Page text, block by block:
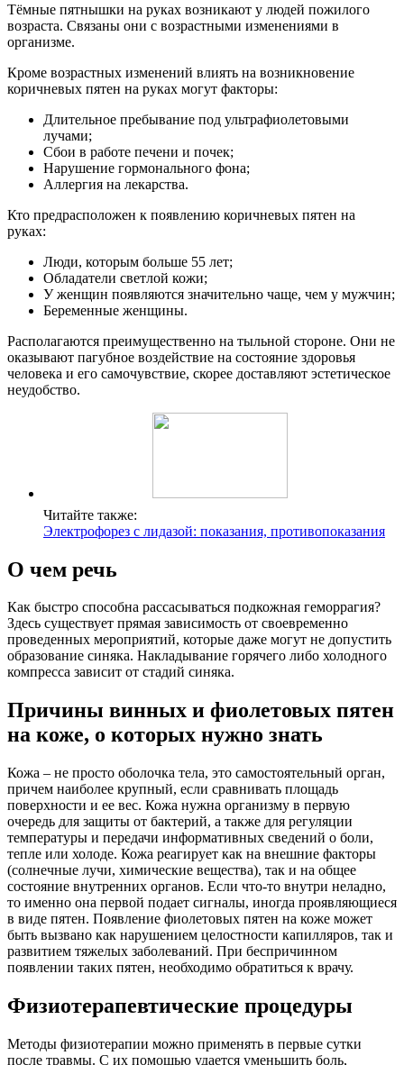
Тёмные пятнышки на руках возникают у людей пожилого
возраста. Связаны они с возрастными изменениями в
организме.
Кроме возрастных изменений влиять на возникновение
коричневых пятен на руках могут факторы:
Длительное пребывание под ультрафиолетовыми
лучами;
Сбои в работе печени и почек;
Нарушение гормонального фона;
Аллергия на лекарства.
Кто предрасположен к появлению коричневых пятен на
руках:
Люди, которым больше 55 лет;
Обладатели светлой кожи;
У женщин появляются значительно чаще, чем у мужчин;
Беременные женщины.
Располагаются преимущественно на тыльной стороне. Они не
оказывают пагубное воздействие на состояние здоровья
человека и его самочувствие, скорее доставляют эстетическое
неудобство.
Читайте также:
Электрофорез с лидазой: показания, противопоказания
О чем речь
Как быстро способна рассасываться подкожная геморрагия?
Здесь существует прямая зависимость от своевременно
проведенных мероприятий, которые даже могут не допустить
образование синяка. Накладывание горячего либо холодного
компресса зависит от стадий синяка.
Причины винных и фиолетовых пятен
на коже, о которых нужно знать
Кожа – не просто оболочка тела, это самостоятельный орган,
причем наиболее крупный, если сравнивать площадь
поверхности и ее вес. Кожа нужна организму в первую
очередь для защиты от бактерий, а также для регуляции
температуры и передачи информативных сведений о боли,
тепле или холоде. Кожа реагирует как на внешние факторы
(солнечные лучи, химические вещества), так и на общее
состояние внутренних органов. Если что-то внутри неладно,
то именно она первой подает сигналы, иногда проявляющиеся
в виде пятен. Появление фиолетовых пятен на коже может
быть вызвано как нарушением целостности капилляров, так и
развитием тяжелых заболеваний. При беспричинном
появлении таких пятен, необходимо обратиться к врачу.
Физиотерапевтические процедуры
Методы физиотерапии можно применять в первые сутки
после травмы. С их помощью удается уменьшить боль,